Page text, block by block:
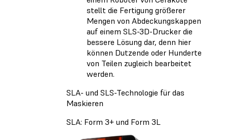
stellt die Fertigung größerer
Mengen von Abdeckungskappen
auf einem SLS-3D-Drucker die
bessere Lösung dar, denn hier
können Dutzende oder Hunderte
von Teilen zugleich bearbeitet
werden.
SLA- und SLS-Technologie für das
Maskieren
SLA: Form 3+ und Form 3L